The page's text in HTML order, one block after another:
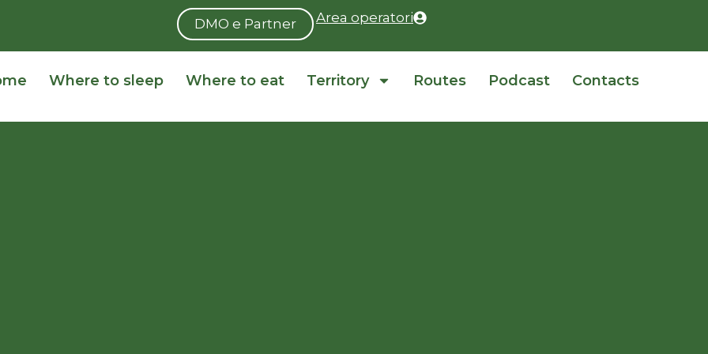
DMO e Partner Area operatori
Where to sleep Where to eat Territory Routes Podcast Contacts